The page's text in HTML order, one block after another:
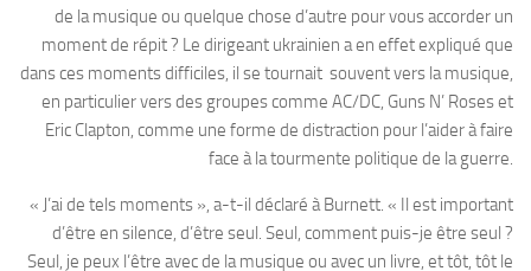
de la musique ou quelque chose d’autre pour vous accorder un
moment de répit ? Le dirigeant ukrainien a en effet expliqué que
dans ces moments difficiles, il se tournait souvent vers la musique,
en particulier vers des groupes comme AC/DC, Guns N’ Roses et
Eric Clapton, comme une forme de distraction pour l’aider à faire
face à la tourmente politique de la guerre.
« J’ai de tels moments », a-t-il déclaré à Burnett. « Il est important
d’être en silence, d’être seul. Seul, comment puis-je être seul ?
Seul, je peux l’être avec de la musique ou avec un livre, et tôt, tôt le